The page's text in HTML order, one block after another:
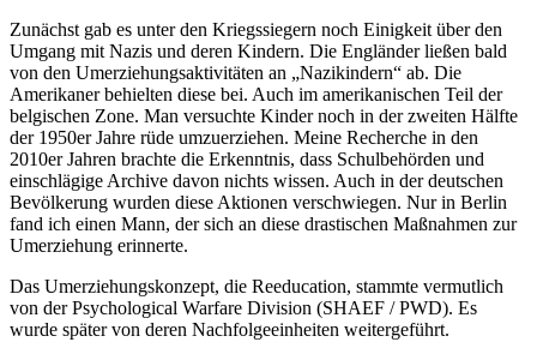
Zunächst gab es unter den Kriegssiegern noch Einigkeit über den
Umgang mit Nazis und deren Kindern. Die Engländer ließen bald
von den Umerziehungsaktivitäten an „Nazikindern“ ab. Die
Amerikaner behielten diese bei. Auch im amerikanischen Teil der
belgischen Zone. Man versuchte Kinder noch in der zweiten Hälfte
der 1950er Jahre rüde umzuerziehen. Meine Recherche in den
2010er Jahren brachte die Erkenntnis, dass Schulbehörden und
einschlägige Archive davon nichts wissen. Auch in der deutschen
Bevölkerung wurden diese Aktionen verschwiegen. Nur in Berlin
fand ich einen Mann, der sich an diese drastischen Maßnahmen zur
Umerziehung erinnerte.
Das Umerziehungskonzept, die Reeducation, stammte vermutlich
von der Psychological Warfare Division (SHAEF / PWD). Es
wurde später von deren Nachfolgeeinheiten weitergeführt.